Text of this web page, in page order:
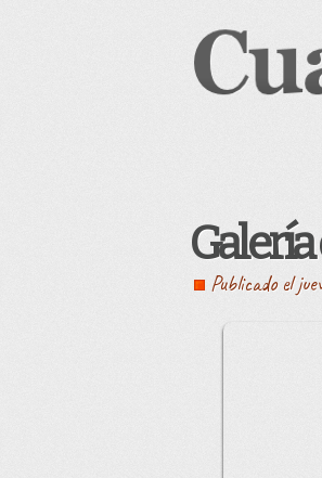
Publicado el